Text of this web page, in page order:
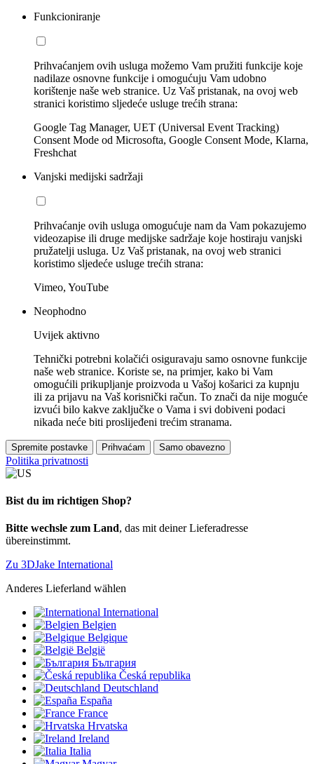
Funkcioniranje
Prihvaćanjem ovih usluga možemo Vam pružiti funkcije koje
nadilaze osnovne funkcije i omogućuju Vam udobno
korištenje naše web stranice. Uz Vaš pristanak, na ovoj web
stranici koristimo sljedeće usluge trećih strana:
Google Tag Manager, UET (Universal Event Tracking)
Consent Mode od Microsofta, Google Consent Mode, Klarna,
Freshchat
Vanjski medijski sadržaji
Prihvaćanje ovih usluga omogućuje nam da Vam pokazujemo
videozapise ili druge medijske sadržaje koje hostiraju vanjski
pružatelji usluga. Uz Vaš pristanak, na ovoj web stranici
koristimo sljedeće usluge trećih strana:
Vimeo, YouTube
Neophodno
Uvijek aktivno
Tehnički potrebni kolačići osiguravaju samo osnovne funkcije
naše web stranice. Koriste se, na primjer, kako bi Vam
omogućili prikupljanje proizvoda u Vašoj košarici za kupnju
ili za prijavu na Vaš korisnički račun. To znači da nije moguće
izvući bilo kakve zaključke o Vama i svi dobiveni podaci
nikada neće biti proslijeđeni trećim stranama.
Spremite postavke Prihvaćam Samo obavezno
Politika privatnosti
Bist du im richtigen Shop?
Bitte wechsle zum Land, das mit deiner Lieferadresse
übereinstimmt.
Zu 3DJake International
Anderes Lieferland wählen
International
Belgien
Belgique
België
България
Česká republika
Deutschland
España
France
Hrvatska
Ireland
Italia